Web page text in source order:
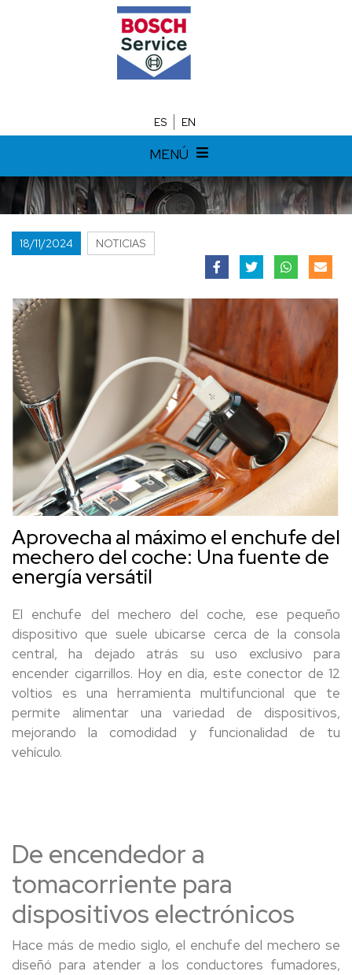
ES EN
MENÚ
18/11/2024 NOTICIAS
Aprovecha al máximo el enchufe del
mechero del coche: Una fuente de
energía versátil
El enchufe del mechero del coche, ese pequeño
dispositivo que suele ubicarse cerca de la consola
central, ha dejado atrás su uso exclusivo para
encender cigarrillos. Hoy en día, este conector de 12
voltios es una herramienta multifuncional que te
permite alimentar una variedad de dispositivos,
mejorando la comodidad y funcionalidad de tu
vehículo.
De encendedor a
tomacorriente para
dispositivos electrónicos
Hace más de medio siglo, el enchufe del mechero se
diseñó para atender a los conductores fumadores,